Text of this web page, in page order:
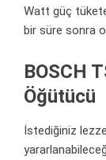
Watt güç
bir süre sonra
BOSCH
Öğütücü
İstediğiniz